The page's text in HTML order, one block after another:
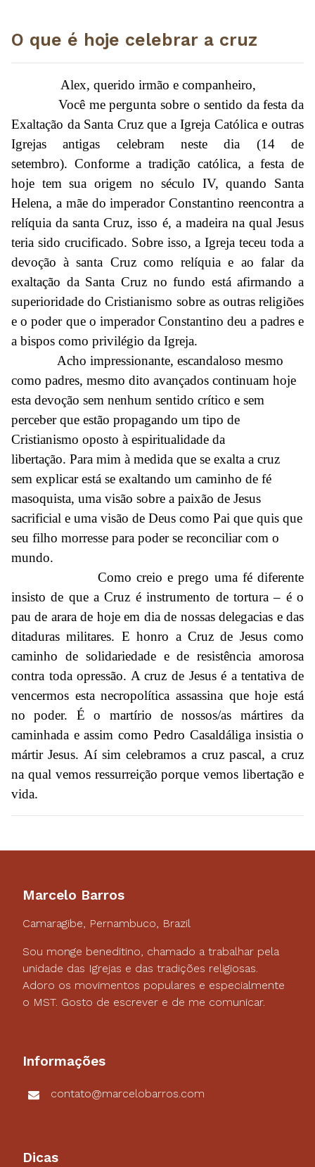
O que é hoje celebrar a cruz
Alex, querido irmão e companheiro,
Você me pergunta sobre o sentido da festa da
Exaltação da Santa Cruz que a Igreja Católica e outras
Igrejas antigas celebram neste dia (14 de
setembro). Conforme a tradição católica, a festa de
hoje tem sua origem no século IV, quando Santa
Helena, a mãe do imperador Constantino reencontra a
relíquia da santa Cruz, isso é, a madeira na qual Jesus
teria sido crucificado. Sobre isso, a Igreja teceu toda a
devoção à santa Cruz como relíquia e ao falar da
exaltação da Santa Cruz no fundo está afirmando a
superioridade do Cristianismo sobre as outras religiões
e o poder que o imperador Constantino deu a padres e
a bispos como privilégio da Igreja.
Acho impressionante, escandaloso mesmo
como padres, mesmo dito avançados continuam hoje
esta devoção sem nenhum sentido crítico e sem
perceber que estão propagando um tipo de
Cristianismo oposto à espiritualidade da
libertação. Para mim à medida que se exalta a cruz
sem explicar está se exaltando um caminho de fé
masoquista, uma visão sobre a paixão de Jesus
sacrificial e uma visão de Deus como Pai que quis que
seu filho morresse para poder se reconciliar com o
mundo.
Como creio e prego uma fé diferente
insisto de que a Cruz é instrumento de tortura – é o
pau de arara de hoje em dia de nossas delegacias e das
ditaduras militares. E honro a Cruz de Jesus como
caminho de solidariedade e de resistência amorosa
contra toda opressão. A cruz de Jesus é a tentativa de
vencermos esta necropolítica assassina que hoje está
no poder. É o martírio de nossos/as mártires da
caminhada e assim como Pedro Casaldáliga insistia o
mártir Jesus. Aí sim celebramos a cruz pascal, a cruz
na qual vemos ressurreição porque vemos libertação e
vida.
Marcelo Barros
Camaragibe, Pernambuco, Brazil
Sou monge beneditino, chamado a trabalhar pela
unidade das Igrejas e das tradições religiosas.
Adoro os movimentos populares e especialmente
o MST. Gosto de escrever e de me comunicar.
Informações
contato@marcelobarros.com
Dicas